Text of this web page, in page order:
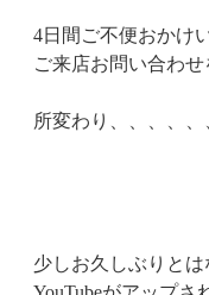
4日間ご不便おかけ
ご来店お問い合わ
所変わり、、、、、
少しお久しぶりとは